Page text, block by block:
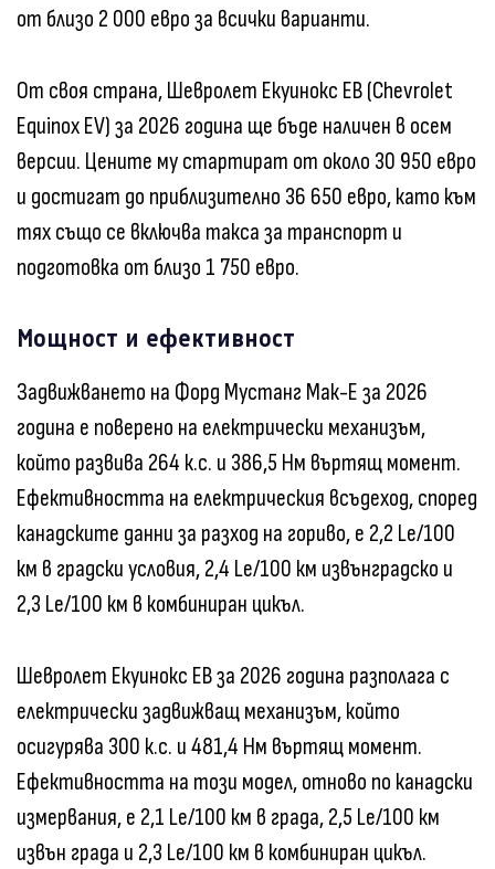
от близо 2 000 евро за всички варианти.
От своя страна, Шевролет Екуинокс ЕВ (Chevrolet
Equinox EV) за 2026 година ще бъде наличен в осем
версии. Цените му стартират от около 30 950 евро
и достигат до приблизително 36 650 евро, като към
тях също се включва такса за транспорт и
подготовка от близо 1 750 евро.
Мощност и ефективност
Задвижването на Форд Мустанг Мак-Е за 2026
година е поверено на електрически механизъм,
който развива 264 к.с. и 386,5 Нм въртящ момент.
Ефективността на електрическия всъдеход, според
канадските данни за разход на гориво, е 2,2 Le/100
км в градски условия, 2,4 Le/100 км извънградско и
2,3 Le/100 км в комбиниран цикъл.
Шевролет Екуинокс ЕВ за 2026 година разполага с
електрически задвижващ механизъм, който
осигурява 300 к.с. и 481,4 Нм въртящ момент.
Ефективността на този модел, отново по канадски
измервания, е 2,1 Le/100 км в града, 2,5 Le/100 км
извън града и 2,3 Le/100 км в комбиниран цикъл.